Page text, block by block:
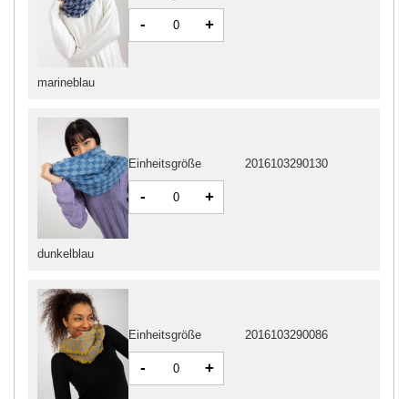
dunkelblau
Einheitsgröße 2016103290130
- +
Einheitsgröße 2016103290086
- +
marineblau
- +